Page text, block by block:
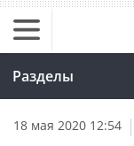
Разделы
18 мая 2020 12:54 |